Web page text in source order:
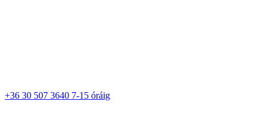
+36 30 507 3640 7-15 óráig